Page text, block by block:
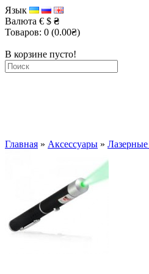
Язык
Валюта € $ ₴
Товаров: 0 (0.00₴)
В корзине пусто!
Главная » Аксессуары » Лазерные